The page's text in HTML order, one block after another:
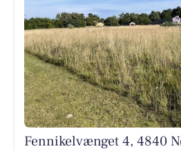
Fennikelvænget 4, 4840